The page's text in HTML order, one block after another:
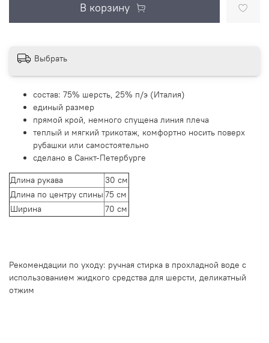
В корзину
Выбрать
состав: 75% шерсть, 25% п/э (Италия)
единый размер
прямой крой, немного спущена линия плеча
теплый и мягкий трикотаж, комфортно носить поверх
рубашки или самостоятельно
сделано в Санкт-Петербурге
Длина рукава
30 см
Длина по центру спины 75 см
Ширина
70 см
Рекомендации по уходу: ручная стирка в прохладной воде с
использованием жидкого средства для шерсти, деликатный
отжим